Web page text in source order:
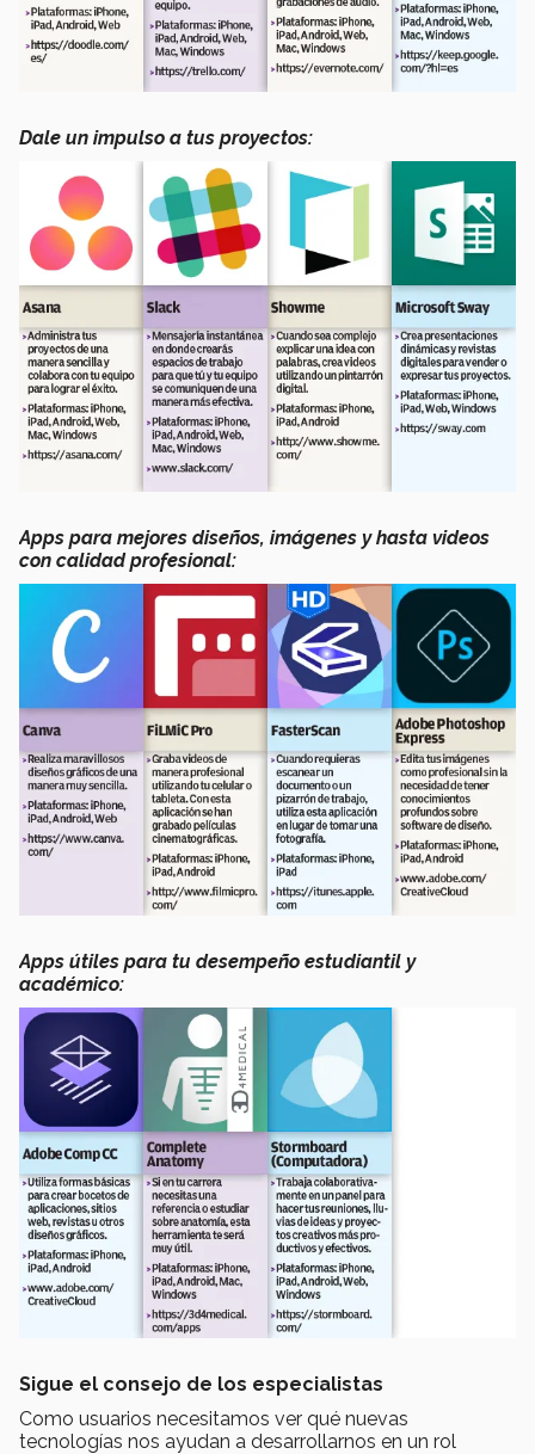
Dale un impulso a tus proyectos:
Apps para mejores diseños, imágenes y hasta videos
con calidad profesional:
Apps útiles para tu desempeño estudiantil y
académico:
Sigue el consejo de los especialistas
Como usuarios necesitamos ver qué nuevas
tecnologías nos ayudan a desarrollarnos en un rol